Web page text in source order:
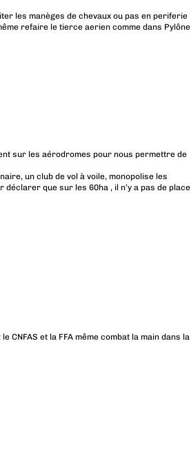
les manèges de chevaux ou pas en periferie
refaire le tierce aerien comme dans Pylône
sur les aérodromes pour nous permettre de
un club de vol à voile, monopolise les
que sur les 60ha , il n’y a pas de place
CNFAS et la FFA même combat la main dans la